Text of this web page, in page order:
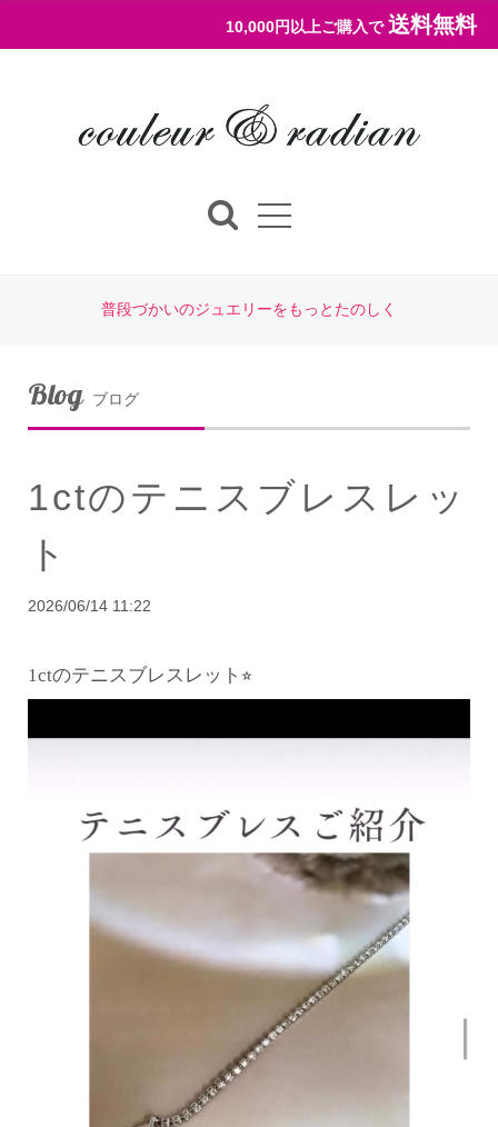
10,000円以上ご購入で 送料無料
普段づかいのジュエリーをもっとたのしく
Blog ブログ
1ctのテニスブレスレッ
ト
2026/06/14 11:22
1ctのテニスブレスレット⭐︎